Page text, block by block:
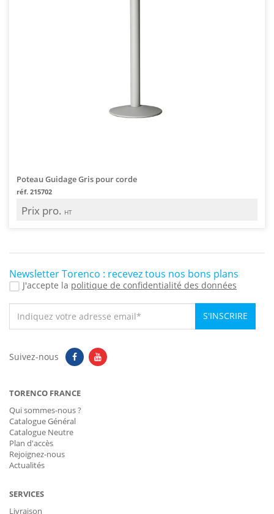
Poteau Guidage Gris pour corde
réf. 215702
Prix pro. HT
Newsletter Torenco : recevez tous nos bons plans
J'accepte la politique de confidentialité des données
S'INSCRIRE
Suivez-nous
TORENCO FRANCE
Qui sommes-nous ?
Catalogue Général
Catalogue Neutre
Plan d'accès
Rejoignez-nous
Actualités
SERVICES
Livraison